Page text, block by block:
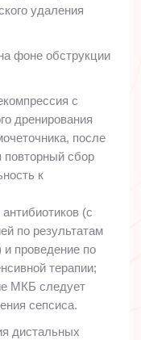
удаления
фоне обструкции
с
дренирования
после
повторный сбор
к
(с
по результатам
и проведение по
терапии;
МКБ следует
сепсиса.
дистальных